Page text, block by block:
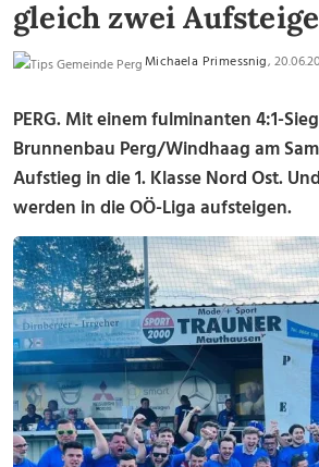
gleich zwei
Michaela Primessnig,
PERG.Mit einem fulminanten 4:1-
Brunnenbau Perg/Windhaag am
Aufstieg in die 1. Klasse Nord Ost.
werden in die OÖ-Liga aufsteigen.